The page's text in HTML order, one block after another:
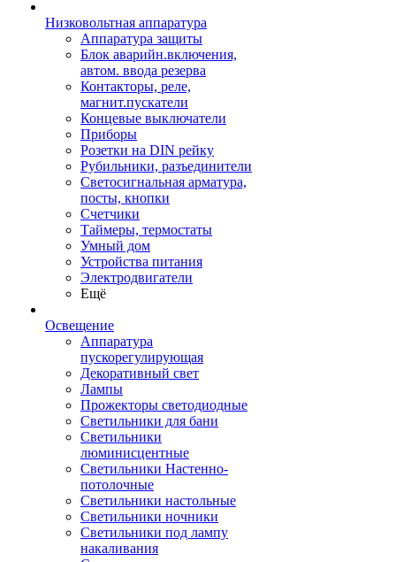
Низковольтная аппаратура
Аппаратура защиты
Блок аварийн.включения,
автом. ввода резерва
Контакторы, реле,
магнит.пускатели
Концевые выключатели
Приборы
Розетки на DIN рейку
Рубильники, разъединители
Светосигнальная арматура,
посты, кнопки
Счетчики
Таймеры, термостаты
Умный дом
Устройства питания
Электродвигатели
Ещё
Освещение
Аппаратура
пускорегулирующая
Декоративный свет
Лампы
Прожекторы светодиодные
Светильники для бани
Светильники
люминисцентные
Светильники Настенно-
потолочные
Светильники настольные
Светильники ночники
Светильники под лампу
накаливания